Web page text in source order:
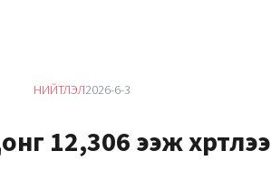
НИЙТЛЭЛ2026-6-3
12,306 ээж хүртлээ